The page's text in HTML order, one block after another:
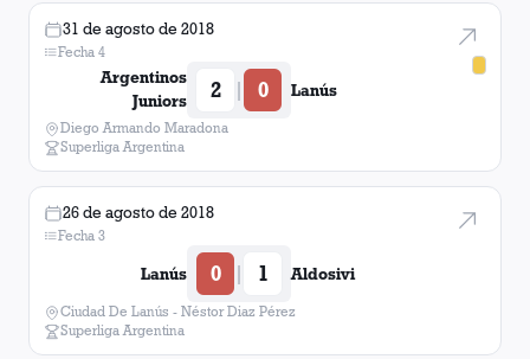
31 de agosto de 2018
Fecha 4
Argentinos
Juniors
2 | 0 Lanús
Diego Armando Maradona
Superliga Argentina
26 de agosto de 2018
Fecha 3
Lanús 0 | 1 Aldosivi
Ciudad De Lanús - Néstor Diaz Pérez
Superliga Argentina